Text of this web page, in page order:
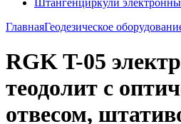
Штангенциркули
ГлавнаяГеодезическое
RGK T-05
теодолит с
отвесом,